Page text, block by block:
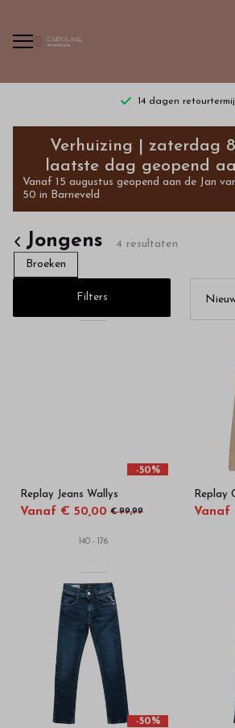
14 dagen
Shop
bij
ons
exclusieve
kinderkleding
hoge
kwaliteit
onze
webshop
Verhuizing | zaterdag
laatste dag geopend
Vanaf 15 augustus geopend aan de Jan
50 in Barneveld
Jongens
4 resultaten
Broeken
Filters
-50%
Replay Jeans Wallys
Vanaf € 50,00 € 99,99
140 - 176
Replay
Vanaf
-50%